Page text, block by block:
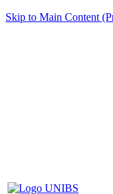
Skip to Main Content